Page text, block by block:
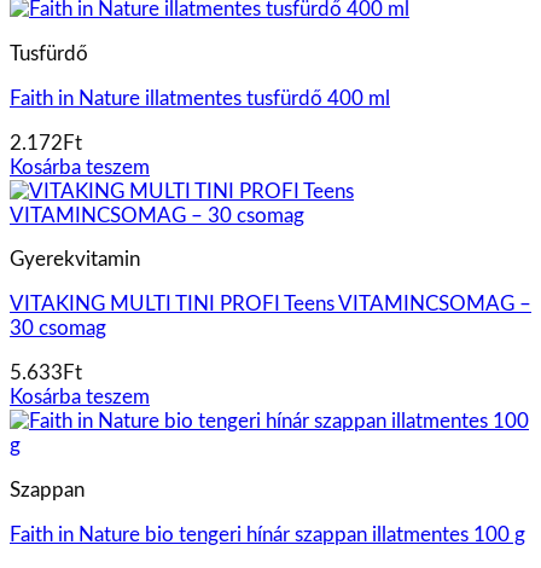
Tusfürdő
Faith in Nature illatmentes tusfürdő 400 ml
2.172 Ft
Kosárba teszem
Gyerekvitamin
VITAKING MULTI TINI PROFI Teens VITAMINCSOMAG –
30 csomag
5.633 Ft
Kosárba teszem
Szappan
Faith in Nature bio tengeri hínár szappan illatmentes 100 g